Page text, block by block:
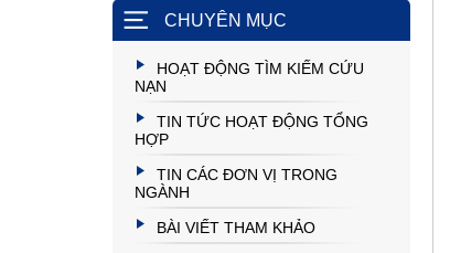
CHUYÊN MỤC
HOẠT ĐỘNG TÌM KIẾM CỨU
NẠN
TIN TỨC HOẠT ĐỘNG TỔNG
HỢP
TIN CÁC ĐƠN VỊ TRONG
NGÀNH
BÀI VIẾT THAM KHẢO